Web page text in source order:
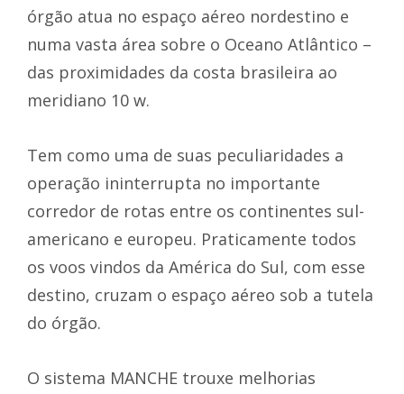
órgão atua no espaço aéreo nordestino e
numa vasta área sobre o Oceano Atlântico –
das proximidades da costa brasileira ao
meridiano 10 w.
Tem como uma de suas peculiaridades a
operação ininterrupta no importante
corredor de rotas entre os continentes sul-
americano e europeu. Praticamente todos
os voos vindos da América do Sul, com esse
destino, cruzam o espaço aéreo sob a tutela
do órgão.
O sistema MANCHE trouxe melhorias